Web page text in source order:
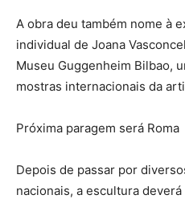
A obra deu também nome à
individual de Joana
Museu Guggenheim Bilbao,
mostras internacionais da
Próxima paragem será Roma
Depois de passar por
nacionais, a escultura